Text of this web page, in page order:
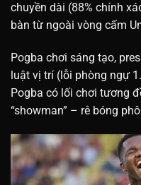
chuyền dài (88% chính
bàn từ ngoài vòng cấm
Pogba chơi sáng tạo,
luật vị trí (lỗi phòng ngự
Pogba có lối chơi tương
“showman” – rê bóng